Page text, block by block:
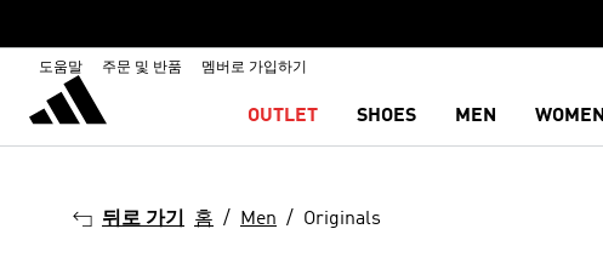
도움말 주문 및 반품 멤버로 가입하기
OUTLET SHOES MEN WOMEN
뒤로 가기 홈 Men Originals